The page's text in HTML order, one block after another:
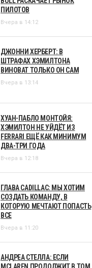
ПИЛОТОВ
Вчера в 14:12
ДЖОННИ ХЕРБЕРТ: В
ШТРАФАХ ХЭМИЛТОНА
ВИНОВАТ ТОЛЬКО ОН САМ
Вчера в 13:14
ХУАН-ПАБЛО МОНТОЙЯ:
ХЭМИЛТОН НЕ УЙДЁТ ИЗ
FERRARI ЕЩЁ КАК МИНИМУМ
ДВА-ТРИ ГОДА
Вчера в 12:18
ГЛАВА CADILLAC: МЫ ХОТИМ
СОЗДАТЬ КОМАНДУ, В
КОТОРУЮ МЕЧТАЮТ ПОПАСТЬ
ВСЕ
Вчера в 11:20
АНДРЕА СТЕЛЛА: ЕСЛИ